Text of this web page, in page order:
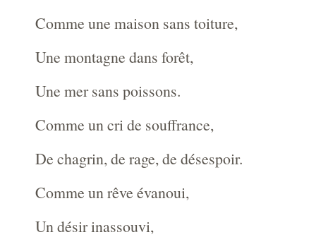
Comme une maison sans toiture,
Une montagne dans forêt,
Une mer sans poissons.
Comme un cri de souffrance,
De chagrin, de rage, de désespoir.
Comme un rêve évanoui,
Un désir inassouvi,